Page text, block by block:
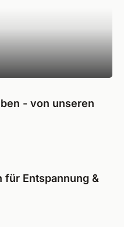
- von unseren
für Entspannung &